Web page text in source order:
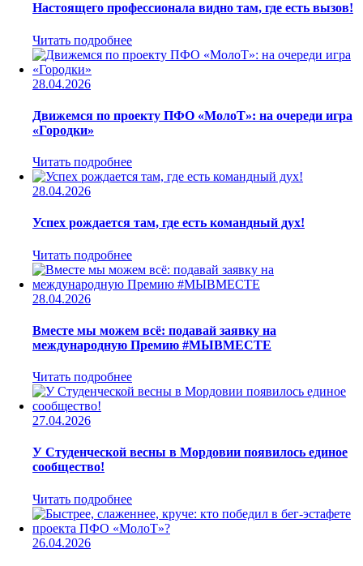
Настоящего профессионала видно там, где есть вызов!
Читать подробнее
28.04.2026
Движемся по проекту ПФО «МолоТ»: на очереди игра
«Городки»
Читать подробнее
28.04.2026
Успех рождается там, где есть командный дух!
Читать подробнее
28.04.2026
Вместе мы можем всё: подавай заявку на
международную Премию #МЫВМЕСТЕ
Читать подробнее
27.04.2026
У Студенческой весны в Мордовии появилось единое
сообщество!
Читать подробнее
26.04.2026